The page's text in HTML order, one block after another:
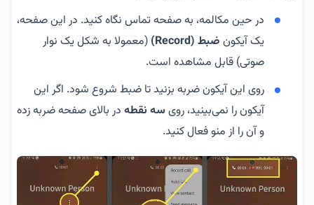
در حین مکالمه، به صفحه تماس نگاه کنید. در این صفحه،
یک آیکون ضبط (Record)
(معمولا به شکل یک نوار
صوتی) قابل مشاهده است.
روی این آیکون ضربه بزنید تا ضبط شروع شود. اگر این
آیکون را نمی‌بینید، روی سه نقطهدر بالای صفحه ضربه زده
و آن را از منو فعال کنید.